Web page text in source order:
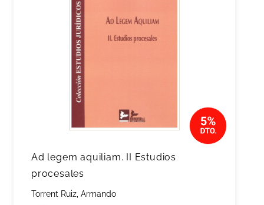
Ad legem aquiliam. II Estudios
procesales
Torrent Ruiz, Armando